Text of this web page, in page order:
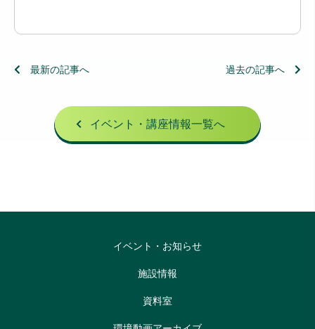
最新の記事へ 過去の記事へ
イベント・講座情報一覧へ
イベント・お知らせ
施設情報
資料室